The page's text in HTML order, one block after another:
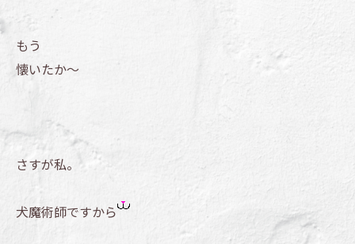
もう
懐いたか～
さすが私。
犬魔術師ですから